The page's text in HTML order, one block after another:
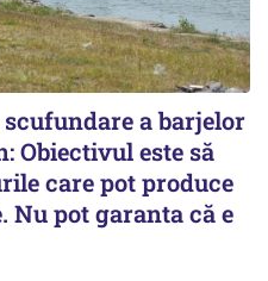
a barjelor
Obiectivul este să
care pot produce
pot garanta că e